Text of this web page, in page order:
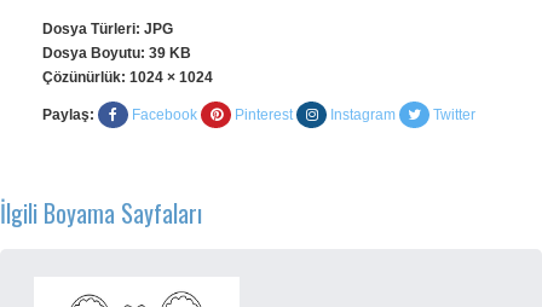
Dosya Türleri: JPG
Dosya Boyutu: 39 KB
Çözünürlük: 1024 × 1024
Paylaş: Facebook Pinterest Instagram Twitter
İlgili Boyama Sayfaları